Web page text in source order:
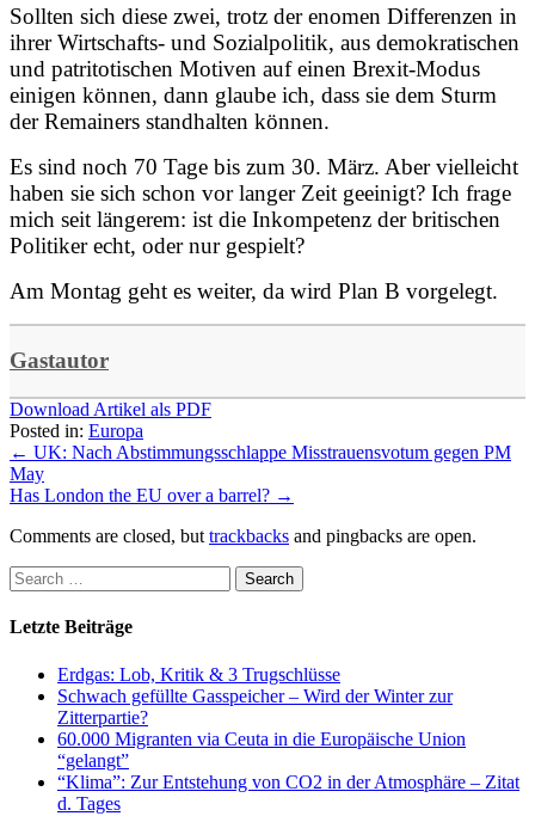
Sollten sich diese zwei, trotz der enomen Differenzen in
ihrer Wirtschafts- und Sozialpolitik, aus demokratischen
und patritotischen Motiven auf einen Brexit-Modus
einigen können, dann glaube ich, dass sie dem Sturm
der Remainers standhalten können.
Es sind noch 70 Tage bis zum 30. März. Aber vielleicht
haben sie sich schon vor langer Zeit geeinigt? Ich frage
mich seit längerem: ist die Inkompetenz der britischen
Politiker echt, oder nur gespielt?
Am Montag geht es weiter, da wird Plan B vorgelegt.
Gastautor
Download Artikel als PDF
Posted in: Europa
← UK: Nach Abstimmungsschlappe Misstrauensvotum gegen PM
May
Has London the EU over a barrel? →
Comments are closed, but trackbacks and pingbacks are open.
Letzte Beiträge
Erdgas: Lob, Kritik & 3 Trugschlüsse
Schwach gefüllte Gasspeicher – Wird der Winter zur
Zitterpartie?
60.000 Migranten via Ceuta in die Europäische Union
“gelangt”
“Klima”: Zur Entstehung von CO2 in der Atmosphäre – Zitat
d. Tages